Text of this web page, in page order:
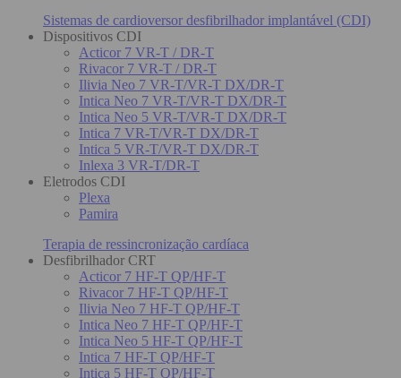
Sistemas de cardioversor desfibrilhador implantável (CDI)
Dispositivos CDI
Acticor 7 VR-T / DR-T
Rivacor 7 VR-T / DR-T
Ilivia Neo 7 VR-T/VR-T DX/DR-T
Intica Neo 7 VR-T/VR-T DX/DR-T
Intica Neo 5 VR-T/VR-T DX/DR-T
Intica 7 VR-T/VR-T DX/DR-T
Intica 5 VR-T/VR-T DX/DR-T
Inlexa 3 VR-T/DR-T
Eletrodos CDI
Plexa
Pamira
Terapia de ressincronização cardíaca
Desfibrilhador CRT
Acticor 7 HF-T QP/HF-T
Rivacor 7 HF-T QP/HF-T
Ilivia Neo 7 HF-T QP/HF-T
Intica Neo 7 HF-T QP/HF-T
Intica Neo 5 HF-T QP/HF-T
Intica 7 HF-T QP/HF-T
Intica 5 HF-T QP/HF-T